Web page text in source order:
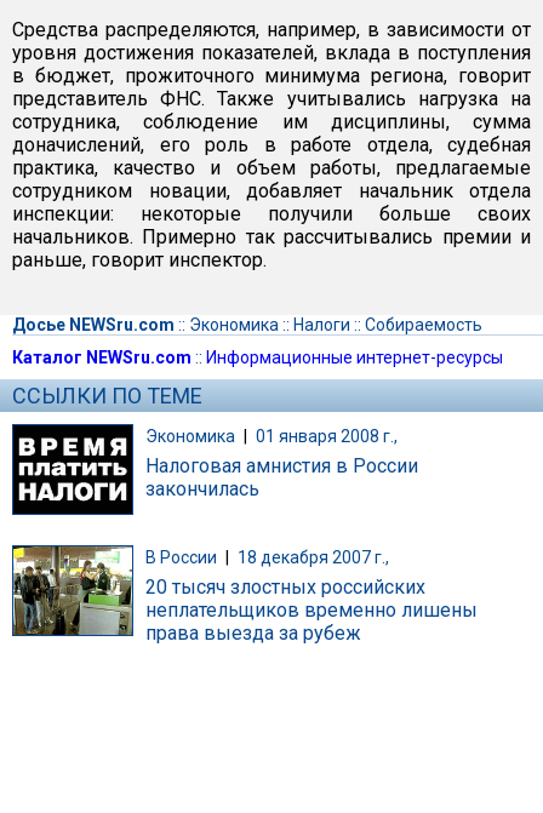
Средства распределяются, например, в зависимости от
уровня достижения показателей, вклада в поступления
в бюджет, прожиточного минимума региона, говорит
представитель ФНС. Также учитывались нагрузка на
сотрудника, соблюдение им дисциплины, сумма
доначислений, его роль в работе отдела, судебная
практика, качество и объем работы, предлагаемые
сотрудником новации, добавляет начальник отдела
инспекции: некоторые получили больше своих
начальников. Примерно так рассчитывались премии и
раньше, говорит инспектор.
Досье NEWSru.com :: Экономика :: Налоги :: Собираемость
Каталог NEWSru.com :: Информационные интернет-ресурсы
ССЫЛКИ ПО ТЕМЕ
Экономика | 01 января 2008 г.,
Налоговая амнистия в России
закончилась
В России 18 декабря 2007 г.,
20 тысяч злостных российских
неплательщиков временно лишены
права выезда за рубеж